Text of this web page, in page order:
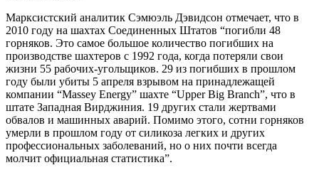
Марксистский аналитик Сэмюэль Дэвидсон отмечает, что в
2010 году на шахтах Соединенных Штатов “погибли 48
горняков. Это самое большое количество погибших на
производстве шахтеров с 1992 года, когда потеряли свои
жизни 55 рабочих-угольщиков. 29 из погибших в прошлом
году были убиты 5 апреля взрывом на принадлежащей
компании “Massey Energy” шахте “Upper Big Branch”, что в
штате Западная Вирджиния. 19 других стали жертвами
обвалов и машинных аварий. Помимо этого, сотни горняков
умерли в прошлом году от силикоза легких и других
профессиональных заболеваний, но о них почти всегда
молчит официальная статистика”.